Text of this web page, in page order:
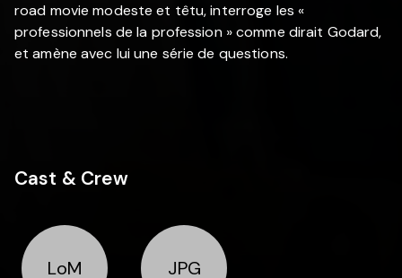
road movie modeste et têtu, interroge les «
professionnels de la profession » comme dirait Godard,
et amène avec lui une série de questions.
Cast & Crew
LoM JPG